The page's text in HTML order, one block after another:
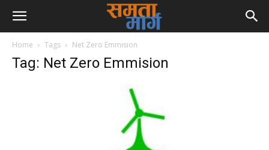
Home Tags Net Zero Emmision
Tag: Net Zero Emmision